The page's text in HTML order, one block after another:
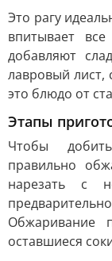
Это рагу
впитывает
добавляют
лавровый лист,
это блюдо от
Этапы
Чтобы
правильно
нарезать с
Обжаривание
оставшиеся